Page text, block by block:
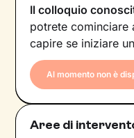
Il colloquio
potrete cominciare
capire se iniziare
Al momento non è
Aree di